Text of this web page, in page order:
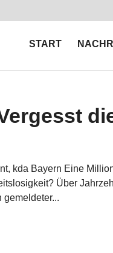
START
kda Bayern Eine
Über
gemeldeter...